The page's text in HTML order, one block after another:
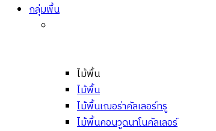
กลุ่มพื้น
ไม้พื้น
ไม้พื้น
ไม้พื้นเฌอร่าคัลเลอร์ทรู
ไม้พื้นคอนวูดนาโนคัลเลอร์